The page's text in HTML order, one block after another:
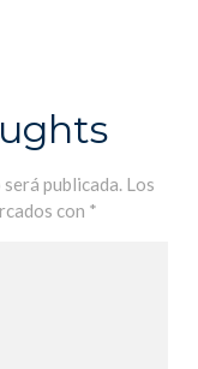
publicada. Los
con *